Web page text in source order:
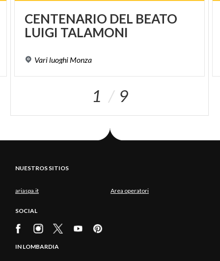
CENTENARIO DEL BEATO
LUIGI TALAMONI
Variluoghi Monza
1 9
NUESTROS SITIOS
ariaspa.it Area operatori
SOCIAL
IN LOMBARDIA